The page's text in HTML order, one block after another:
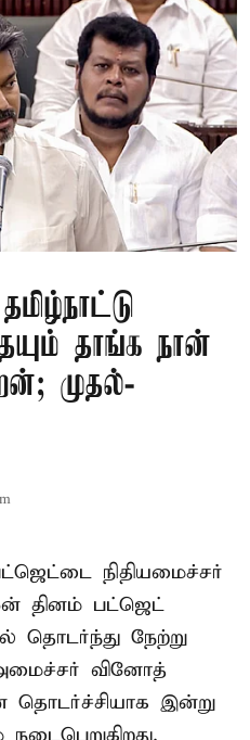
தாங்க நான்
முதல்-
நிதியமைச்சர்
தினம் பட்ஜெட்
தொடர்ந்து நேற்று
வினோத்
இன்று